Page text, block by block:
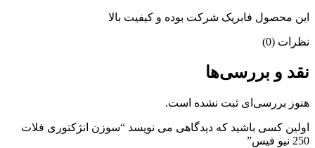
این محصول فابریک شرکت بوده و کیفیت بالا
نظرات (0)
نقد و بررسی‌ها
هنوز بررسی‌ای ثبت نشده است.
اولین کسی باشید که دیدگاهی می نویسد “سوزن انژکتوری فلات
250 نیو فیس”